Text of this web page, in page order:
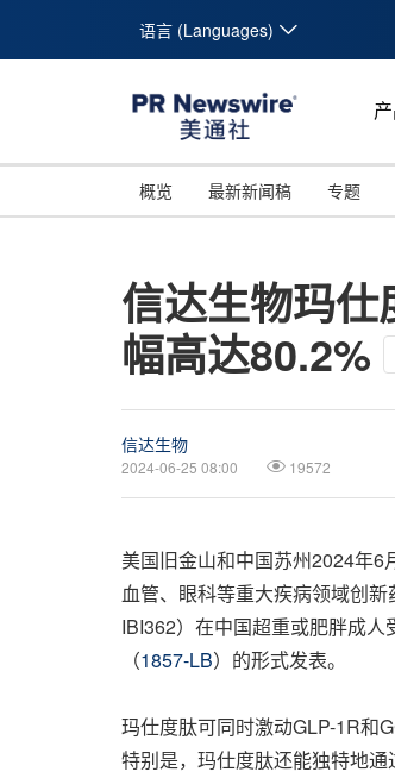
语言 (Languages)
概览 最新新闻稿 专题
信达生物玛
幅高达80.2%
信达生物
2024-06-25 08:00 19572
美国旧金山和中国苏州2024年6
血管、眼科等重大疾病领域创
IBI362）在中国超重或肥胖成
（1857-LB）的形式发表。
玛仕度肽可同时激动GLP-1R和
特别是，玛仕度肽还能独特地